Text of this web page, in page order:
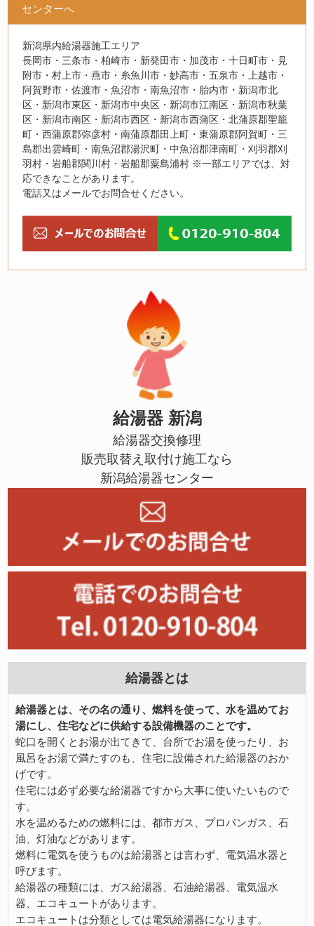
センターへ
新潟県内給湯器施工エリア
長岡市・三条市・柏崎市・新発田市・加茂市・十日町市・見
附市・村上市・燕市・糸魚川市・妙高市・五泉市・上越市・
阿賀野市・佐渡市・魚沼市・南魚沼市・胎内市・新潟市北
区・新潟市東区・新潟市中央区・新潟市江南区・新潟市秋葉
区・新潟市南区・新潟市西区・新潟市西蒲区・北蒲原郡聖籠
町・西蒲原郡弥彦村・南蒲原郡田上町・東蒲原郡阿賀町・三
島郡出雲崎町・南魚沼郡湯沢町・中魚沼郡津南町・刈羽郡刈
羽村・岩船郡関川村・岩船郡粟島浦村 ※一部エリアでは、対
応できなことがあります。
電話又はメールでお問合せください。
給湯器 新潟
給湯器交換修理
販売取替え取付け施工なら
新潟給湯器センター
給湯器とは
給湯器とは、その名の通り、燃料を使って、水を温めてお
湯にし、住宅などに供給する設備機器のことです。
蛇口を開くとお湯が出てきて、台所でお湯を使ったり、お
風呂をお湯で満たすのも、住宅に設備された給湯器のおか
げです。
住宅には必ず必要な給湯器ですから大事に使いたいもので
す。
水を温めるための燃料には、都市ガス、プロパンガス、石
油、灯油などがあります。
燃料に電気を使うものは給湯器とは言わず、電気温水器と
呼びます。
給湯器の種類には、ガス給湯器、石油給湯器、電気温水
器、エコキュートがあります。
エコキュートは分類としては電気給湯器になります。